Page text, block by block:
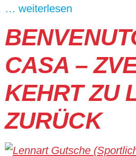
… weiterlesen
CASA –
KEHRT ZU
ZURÜCK